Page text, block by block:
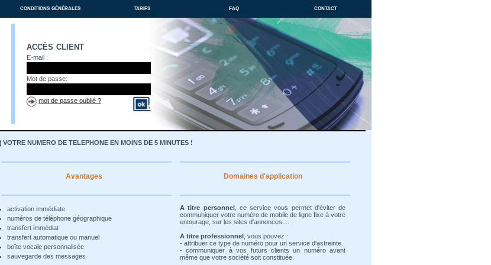
conditions générales tarifs faq contact
accès client
E-mail :
Mot de passe:
mot de passe oublié ?
VOTRE NUMERO DE TELEPHONE EN MOINS DE 5 MINUTES !
Avantages
activation immédiate
numéros de téléphone géographique
transfert immédiat
transfert automatique ou manuel
boîte vocale personnalisée
sauvegarde des messages
Domaines d'application
A titre personnel, ce service vous permet d'éviter de
communiquer votre numéro de mobile de ligne fixe à votre
entourage, sur les sites d'annonces....
A titre professionnel , vous pouvez :
- attribuer ce type de numéro pour un service d'astreinte.
- communiquer à vos futurs clients un numéro avant
même que votre société soit constituée.